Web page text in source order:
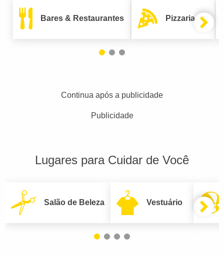
Bares & Restaurantes Pizzarias
Continua após a publicidade
Publicidade
Lugares para Cuidar de Você
Salão de Beleza Vestuário